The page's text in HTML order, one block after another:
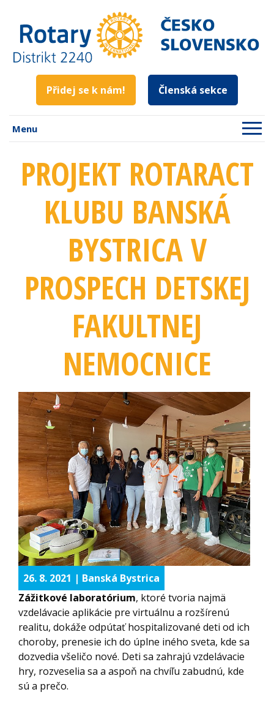
Přidej se k nám! Členská sekce
Menu
PROJEKT ROTARACT
KLUBU BANSKÁ
BYSTRICA V
PROSPECH DETSKEJ
FAKULTNEJ
NEMOCNICE
26. 8. 2021 | Banská Bystrica
Zážitkové laboratórium, ktoré tvoria najmä
vzdelávacie aplikácie pre virtuálnu a rozšírenú
realitu, dokáže odpútať hospitalizované deti od ich
choroby, prenesie ich do úplne iného sveta, kde sa
dozvedia všeličo nové. Deti sa zahrajú vzdelávacie
hry, rozveselia sa a aspoň na chvíľu zabudnú, kde
sú a prečo.